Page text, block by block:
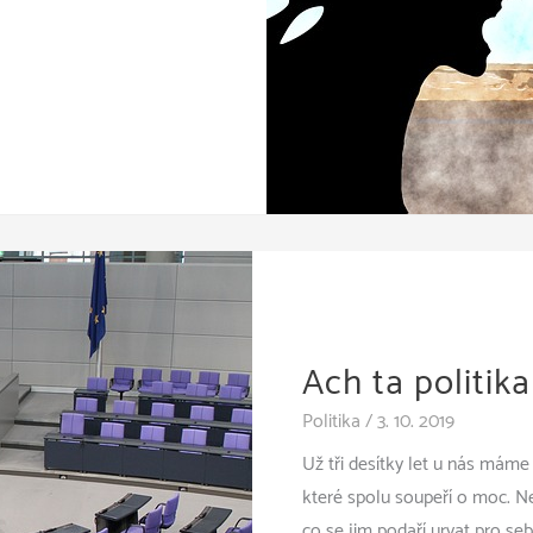
Ach ta politika
Politika/3. 10. 2019
Už tři desítky let u nás
které spolu soupeří o moc.